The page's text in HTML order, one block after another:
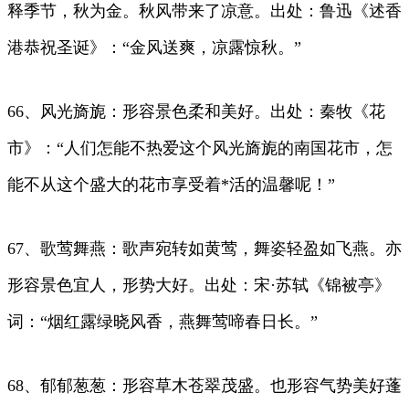
释季节，秋为金。秋风带来了凉意。出处：鲁迅《述香
港恭祝圣诞》：“金风送爽，凉露惊秋。”
66、风光旖旎：形容景色柔和美好。出处：秦牧《花
市》：“人们怎能不热爱这个风光旖旎的南国花市，怎
能不从这个盛大的花市享受着*活的温馨呢！”
67、歌莺舞燕：歌声宛转如黄莺，舞姿轻盈如飞燕。亦
形容景色宜人，形势大好。出处：宋·苏轼《锦被亭》
词：“烟红露绿晓风香，燕舞莺啼春日长。”
68、郁郁葱葱：形容草木苍翠茂盛。也形容气势美好蓬